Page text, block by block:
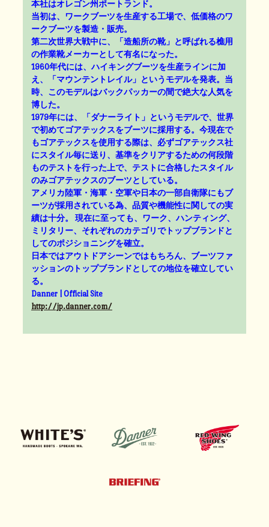
本社はオレゴン州ポートランド。
当初は、ワークブーツを生産する工場で、低価格のワ
ークブーツを製造・販売。
第二次世界大戦中に、「造船所の靴」と呼ばれる樵用
の作業靴メーカーとして有名になった。
1960年代には、ハイキングブーツを生産ラインに加
え、「マウンテントレイル」というモデルを発表。当
時、このモデルはバックパッカーの間で絶大な人気を
博した。
1979年には、「ダナーライト」というモデルで、世界
で初めてゴアテックスをブーツに採用する。今現在で
もゴアテックスを使用する際は、必ずゴアテックス社
にスタイル毎に送り、基準をクリアするための何段階
ものテストを行った上で、テストに合格したスタイル
のみゴアテックスのブーツとしている。
アメリカ陸軍・海軍・空軍や日本の一部自衛隊にもブ
ーツが採用されている為、品質や機能性に関しての実
績は十分。 現在に至っても、ワーク、ハンティング、
ミリタリー、それぞれのカテゴリでトップブランドと
してのポジショニングを確立。
日本ではアウトドアシーンではもちろん、ブーツファ
ッションのトップブランドとしての地位を確立してい
る。
Danner | Official Site
http://jp.danner.com/